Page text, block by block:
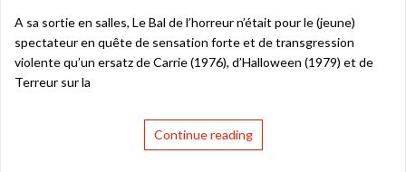
A sa sortie en salles, Le Bal de l’horreur n’était pour le (jeune)
spectateur en quête de sensation forte et de transgression
violente qu’un ersatz de Carrie (1976), d’Halloween (1979) et de
Terreur sur la
Continue reading